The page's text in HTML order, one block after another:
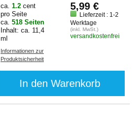
ca. 1.2 cent
pro Seite
ca. 518 Seiten
Inhalt: ca. 11,4
ml
Informationen zur
Produktsicherheit
5,99 €
Lieferzeit : 1-2
Werktage
(inkl. MwSt.)
versandkostenfrei
In den Warenkorb